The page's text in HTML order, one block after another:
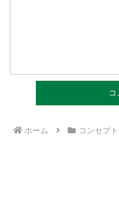
ホーム コンセプト